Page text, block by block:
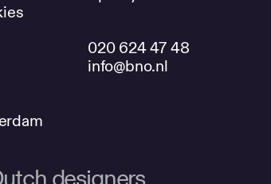
020 624 47 48
info@bno.nl